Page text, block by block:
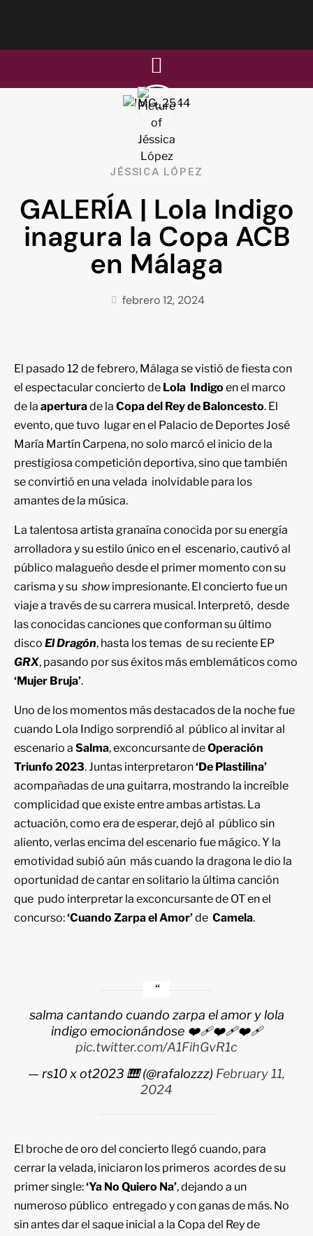
JÉSSICA LÓPEZ
GALERÍA | Lola Indigo
inagura la Copa ACB
en Málaga
febrero 12, 2024
El pasado 12 de febrero, Málaga se vistió de fiesta con
el espectacular concierto de Lola Indigo en el marco
de la aperturade la Copa del Rey de Baloncesto. El
evento, que tuvo lugar en el Palacio de Deportes José
María Martín Carpena, no solo marcó el inicio de la
prestigiosa competición deportiva, sino que también
se convirtió en una velada inolvidable para los
amantes de la música.
La talentosa artista granaína conocida por su energía
arrolladora y su estilo único en el escenario, cautivó al
público malagueño desde el primer momento con su
carisma y su show impresionante. El concierto fue un
viaje a través de su carrera musical. Interpretó, desde
las conocidas canciones que conforman su último
disco El Dragón, hasta los temas de su reciente EP
GRX, pasando por sus éxitos más emblemáticos como
‘Mujer Bruja’.
Uno de los momentos más destacados de la noche fue
cuando Lola Indigo sorprendió al público al invitar al
escenario a Salma, exconcursante deOperación
Triunfo 2023. Juntas interpretaron‘De Plastilina’
acompañadas de una guitarra, mostrando la increíble
complicidad que existe entre ambas artistas. La
actuación, como era de esperar, dejó al público sin
aliento, verlas encima del escenario fue mágico. Y la
emotividad subió aún más cuando la dragona le dio la
oportunidad de cantar en solitario la última canción
que pudo interpretar la exconcursante de OT en el
concurso:‘Cuando Zarpa el Amor’de Camela.
salma cantando cuando zarpa el amor y lola
indigo emocionándose ❤️‍🩹❤️‍🩹❤️‍🩹
pic.twitter.com/A1FihGvR1c
— ‎rs10 x ot2023 🎹 (@rafalozzz) February 11,
2024
El broche de oro del concierto llegó cuando, para
cerrar la velada, iniciaron los primeros acordes de su
primer single:‘Ya No Quiero Na’, dejando a un
numeroso público entregado y con ganas de más. No
sin antes dar el saque inicial a la Copa del Rey de